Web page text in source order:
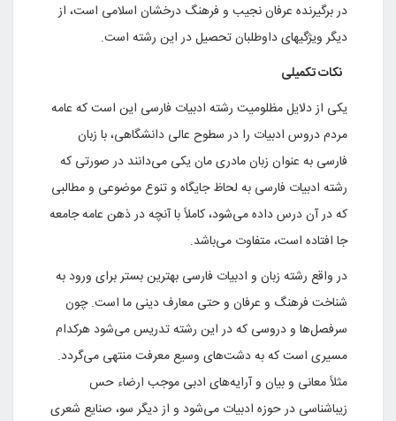
در برگیرنده عرفان نجیب و فرهنگ درخشان اسلامی است، از
دیگر ویژگیهای داوطلبان تحصیل در این رشته است.
نکات تکمیلی
یکی از دلایل مظلومیت رشته ادبیات فارسی این است که عامه
مردم دروس ادبیات را در سطوح عالی دانشگاهی، با زبان
فارسی به عنوان زبان مادری مان یکی می‌دانند در صورتی که
رشته ادبیات فارسی به لحاظ جایگاه و تنوع موضوعی و مطالبی
که در آن درس داده می‌شود، کاملاً با آنچه در ذهن عامه جامعه
جا افتاده است، متفاوت می‌باشد.
در واقع رشته زبان و ادبیات فارسی بهترین بستر برای ورود به
شناخت فرهنگ و عرفان و حتی معارف دینی ما است. چون
سرفصل‌ها و دروسی که در این رشته تدریس می‌شود هرکدام
مسیری است که به دشت‌های وسیع معرفت منتهی می‌گردد.
مثلاً معانی و بیان و آرایه‌های ادبی موجب ارضاء حس
زیباشناسی در حوزه ادبیات می‌شود و از دیگر سو، صنایع شعری